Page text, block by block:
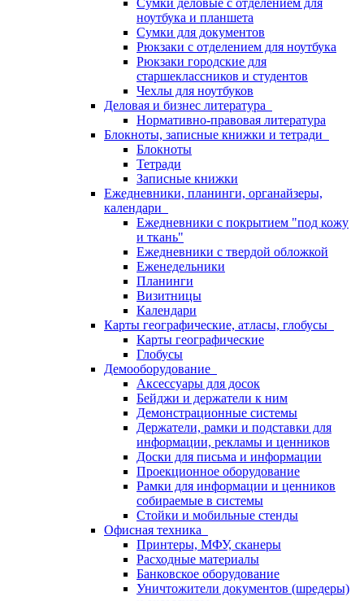
Сумки деловые с отделением для
ноутбука и планшета
Сумки для документов
Рюкзаки с отделением для ноутбука
Рюкзаки городские для
старшеклассников и студентов
Чехлы для ноутбуков
Деловая и бизнес литература
Нормативно-правовая литература
Блокноты, записные книжки и тетради
Блокноты
Тетради
Записные книжки
Ежедневники, планинги, органайзеры,
календари
Ежедневники с покрытием "под кожу
и ткань"
Ежедневники с твердой обложкой
Еженедельники
Планинги
Визитницы
Календари
Карты географические, атласы, глобусы
Карты географические
Глобусы
Демооборудование
Аксессуары для досок
Бейджи и держатели к ним
Демонстрационные системы
Держатели, рамки и подставки для
информации, рекламы и ценников
Доски для письма и информации
Проекционное оборудование
Рамки для информации и ценников
собираемые в системы
Стойки и мобильные стенды
Офисная техника
Принтеры, МФУ, сканеры
Расходные материалы
Банковское оборудование
Уничтожители документов (шредеры)